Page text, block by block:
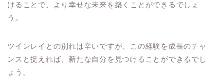
けることで、より幸せな未来を築くことができるでしょ
う。
ツインレイとの別れは辛いですが、この経験を成長のチャ
ンスと捉えれば、新たな自分を見つけることができるでし
ょう。